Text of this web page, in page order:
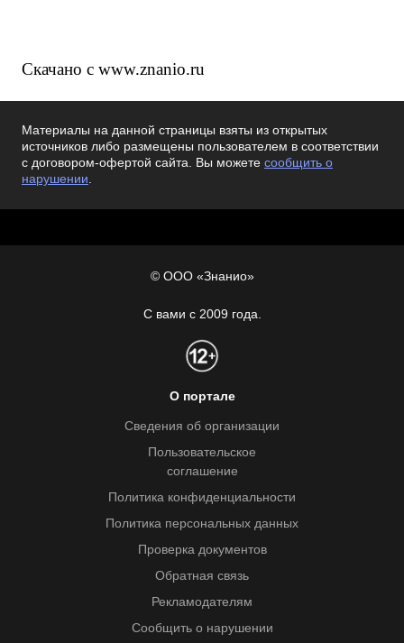
Скачано с www.znanio.ru
Материалы на данной страницы взяты из открытых
источников либо размещены пользователем в соответствии
с договором-офертой сайта. Вы можете сообщить о
нарушении.
© ООО «Знанио»
С вами с 2009 года.
О портале
Сведения об организации
Пользовательское
соглашение
Политика конфиденциальности
Политика персональных данных
Проверка документов
Обратная связь
Рекламодателям
Сообщить о нарушении